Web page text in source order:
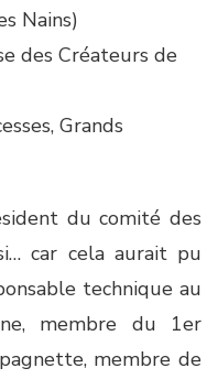
Nains)
des Créateurs de
Grands
du comité des
car cela aurait pu
technique au
membre du 1er
membre de